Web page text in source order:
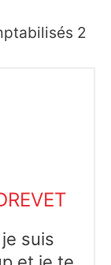
2
suis